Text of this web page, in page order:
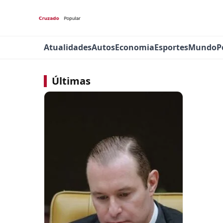
AtualidadesAutosEconomiaEsportesMundo
Últimas